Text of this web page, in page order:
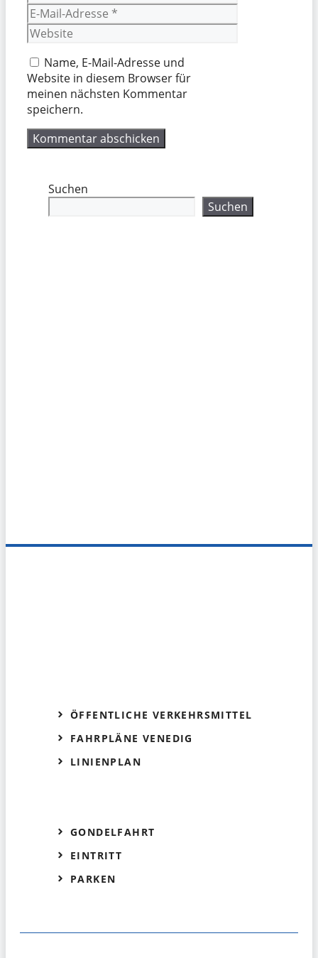
E-
Mail-
Adresse
Website
Name, E-Mail-Adresse und
Website in diesem Browser für
meinen nächsten Kommentar
speichern.
Suchen
Suchen
ÖFFENTLICHE VERKEHRSMITTEL
FAHRPLÄNE VENEDIG
LINIENPLAN
GONDELFAHRT
EINTRITT
PARKEN